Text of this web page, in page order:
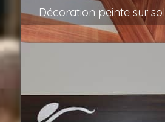
Décoration peinte sur sol